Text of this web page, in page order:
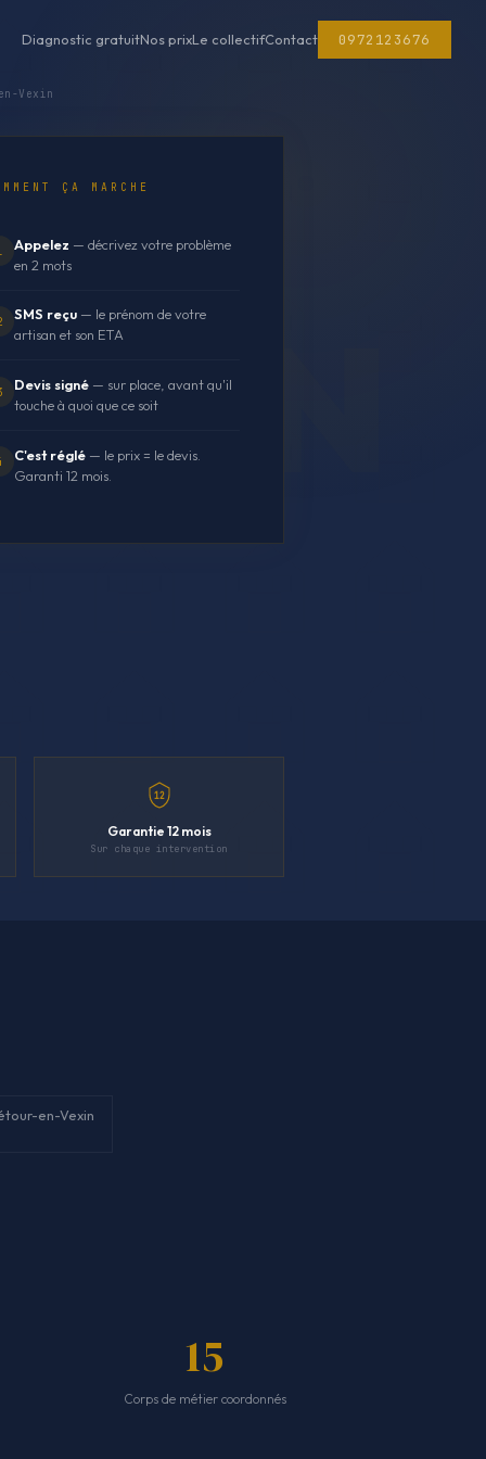
Diagnostic gratuitNos prixLe collectifContact 0972123676
Vexin
ÇA MARCHE
Appelez — décrivez votre problème
en 2 mots
SMS reçu — le prénom de votre
artisan et son ETA
Devis signé — sur place, avant qu'il
touche à quoi que ce soit
C'est réglé — le prix = le devis.
Garanti 12 mois.
12
Garantie 12 mois
Sur chaque intervention
en-Vexin
15
Corps de métier coordonnés